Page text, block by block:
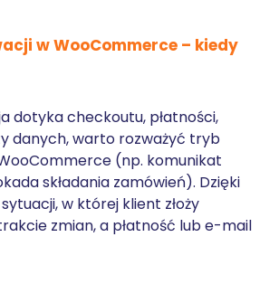
w WooCommerce – kiedy
dotyka checkoutu, płatności,
danych, warto rozważyć tryb
(np. komunikat
składania zamówień). Dzięki
w której klient złoży
zmian, a płatność lub e-mail